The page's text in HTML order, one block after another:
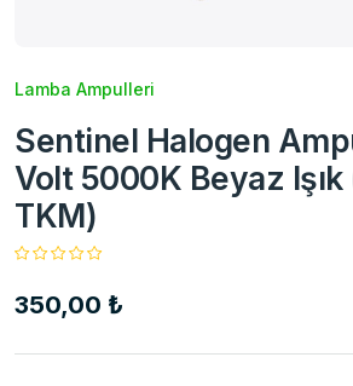
Lamba Ampulleri
Sentinel Halogen
Volt 5000K Beyaz Işık
TKM)
350,00 ₺